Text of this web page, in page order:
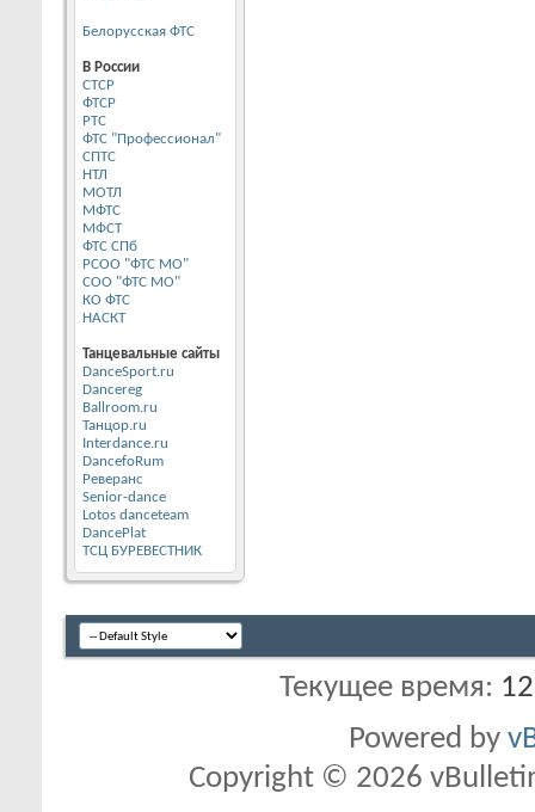
Белорусская ФТС
В России
CТСР
ФТСР
РТС
ФТС "Профессионал"
СПТС
НТЛ
МОТЛ
МФТС
МФСТ
ФТС СПб
РСОО "ФТС МО"
СОО "ФТС МО"
КО ФТС
НАСКТ
Танцевальные сайты
DanceSport.ru
Dancereg
Ballroom.ru
Танцор.ru
Interdance.ru
DancefoRum
Реверанс
Senior-dance
Lotos danceteam
DancePlat
ТСЦ БУРЕВЕСТНИК
Текущее время:
Powered by
Copyright © 2026